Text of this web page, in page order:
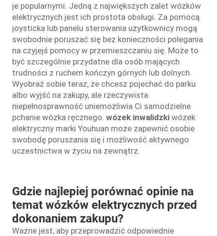
je popularnymi. Jedną z największych zalet wózków
elektrycznych jest ich prostota obsługi. Za pomocą
joysticka lub panelu sterowania użytkownicy mogą
swobodnie poruszać się bez konieczności polegania
na czyjejś pomocy w przemieszczaniu się. Może to
być szczególnie przydatne dla osób mających
trudności z ruchem kończyn górnych lub dolnych.
Wyobraź sobie teraz, że chcesz pojechać do parku
albo wyjść na zakupy, ale rzeczywista
niepełnosprawność uniemożliwia Ci samodzielne
pchanie wózka ręcznego. wózek inwalidzki wózek
elektryczny marki Youhuan może zapewnić osobie
swobodę poruszania się i możliwość aktywnego
uczestnictwa w życiu na zewnątrz.
Gdzie najlepiej porównać opinie na
temat wózków elektrycznych przed
dokonaniem zakupu?
Ważne jest, aby przeprowadzić odpowiednie